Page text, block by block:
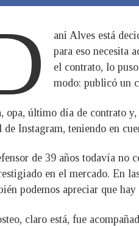
ani Alves está
para eso necesita
el contrato, lo
modo: publicó un
opa, último día de contrato
de Instagram, teniendo en
de 39 años todavía no
en el mercado. En
podemos apreciar que
claro está, fue